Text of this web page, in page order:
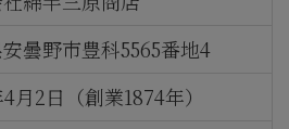
曇野市豊科5565番地4
月2日（創業1874年）